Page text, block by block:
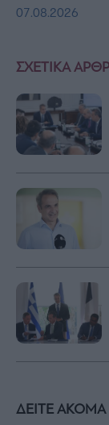
ΣΧΕΤΙΚΑ
07.08.2026
ΔΕΙΤΕ ΑΚΟΜΑ